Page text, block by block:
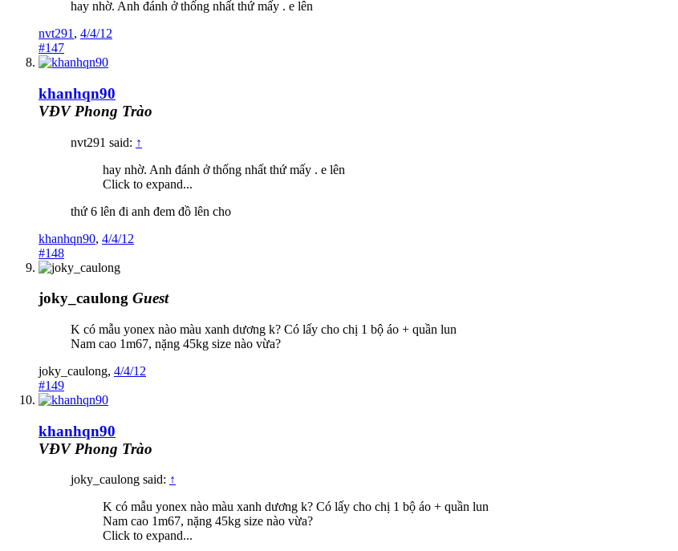
hay nhờ. Anh đánh ở thống nhất thứ mấy . e lên
nvt291 , 4/4/12
#147
khanhqn90
VĐV Phong Trào
nvt291 said: ↑
hay nhờ. Anh đánh ở thống nhất thứ mấy . e lên
Click to expand...
thứ 6 lên đi anh đem đồ lên cho
khanhqn90, 4/4/12
#148
joky_caulong Guest
K có mẫu yonex nào màu xanh dương k? Có lấy cho chị 1 bộ áo + quần lun
Nam cao 1m67, nặng 45kg size nào vừa?
joky_caulong, 4/4/12
#149
khanhqn90
VĐV Phong Trào
joky_caulong said: ↑
K có mẫu yonex nào màu xanh dương k? Có lấy cho chị 1 bộ áo + quần lun
Nam cao 1m67, nặng 45kg size nào vừa?
Click to expand...